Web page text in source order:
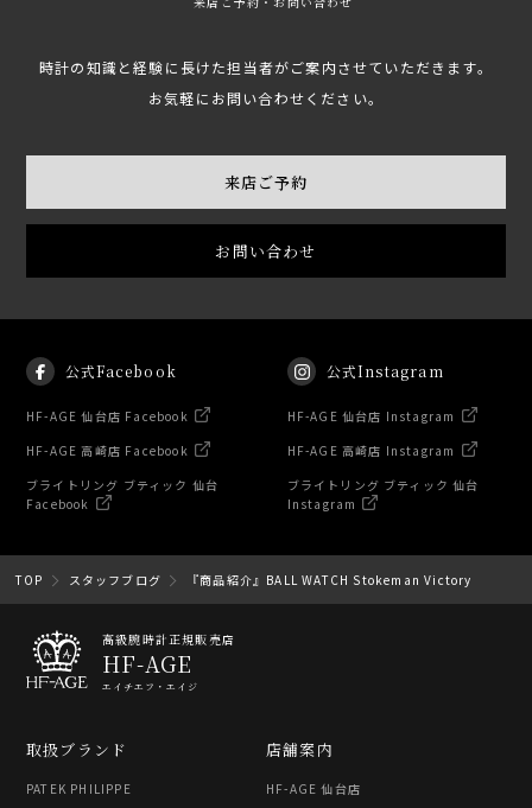
時計の知識と経験に長けた担当者がご案内させていただきます。
お気軽にお問い合わせください。
来店ご予約
お問い合わせ
公式Facebook
HF-AGE 仙台店 Facebook
HF-AGE 高崎店 Facebook
ブライトリング ブティック 仙台
Facebook
公式Instagram
HF-AGE 仙台店 Instagram
HF-AGE 高崎店 Instagram
ブライトリング ブティック 仙台
Instagram
TOP スタッフブログ 『商品紹介』BALL WATCH Stokeman Victory
高級腕時計正規販売店
HF-AGE
エイチエフ・エイジ
取扱ブランド
PATEK PHILIPPE
店舗案内
HF-AGE 仙台店